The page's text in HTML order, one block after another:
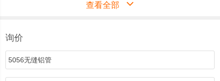
锌 Zn：0.10；
锰 Mn：0.10；
铬 Cr：0.15～0.35 ；
查看全部
询价